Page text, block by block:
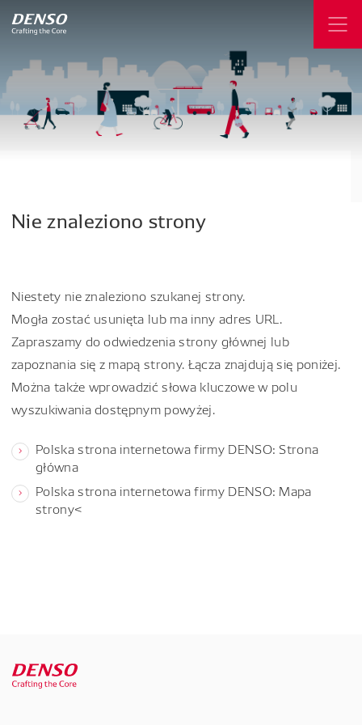
Nie znaleziono strony
Niestety nie znaleziono szukanej strony.
Mogła zostać usunięta lub ma inny adres URL.
Zapraszamy do odwiedzenia strony głównej lub
zapoznania się z mapą strony. Łącza znajdują się poniżej.
Można także wprowadzić słowa kluczowe w polu
wyszukiwania dostępnym powyżej.
Polska strona internetowa firmy DENSO: Strona
główna
Polska strona internetowa firmy DENSO: Mapa
strony<